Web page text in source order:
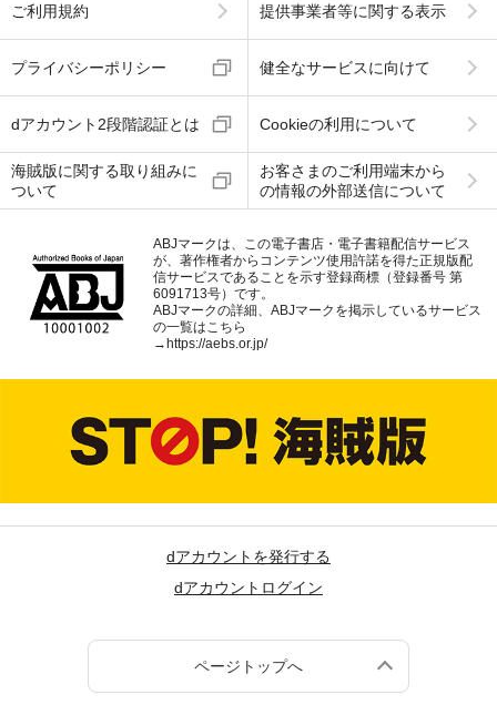
ご利用規約 提供事業者等に関する表示
プライバシーポリシー 健全なサービスに向けて
dアカウント2段階認証とは Cookieの利用について
海賊版に関する取り組みに
ついて
お客さまのご利用端末から
の情報の外部送信について
ABJマークは、この電子書店・電子書籍配信サービス
が、著作権者からコンテンツ使用許諾を得た正規版配
信サービスであることを示す登録商標（登録番号 第
6091713号）です。
ABJマークの詳細、ABJマークを掲示しているサービス
の一覧はこちら
→ https://aebs.or.jp/
dアカウントを発行する
dアカウントログイン
ページトップへ